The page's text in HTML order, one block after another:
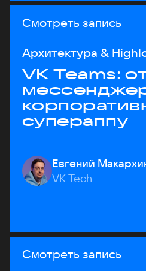
Смотреть запись
Архитектура &
VK Teams:
супераппу
Евгений
VK Tech
Смотреть запись